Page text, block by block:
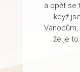
a opět se
když
že je